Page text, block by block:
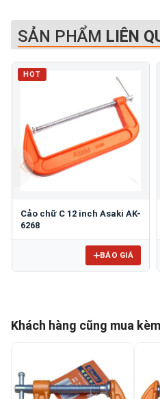
SẢN PHẨM LIÊN
HOT
Cảo chữ C 12 inch Asaki AK-
6268
BÁO GIÁ
Khách hàng cũng mua kèm